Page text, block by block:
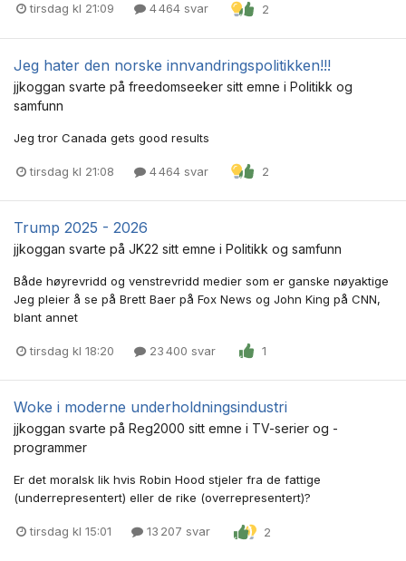
tirsdag kl 21:09 4 464 svar 2
Jeg hater den norske innvandringspolitikken!!!
jjkoggan svarte på freedomseeker sitt emne i Politikk og
samfunn
Jeg tror Canada gets good results
tirsdag kl 21:08 4 464 svar 2
Trump 2025 - 2026
jjkoggan svarte på JK22 sitt emne i Politikk og samfunn
Både høyrevridd og venstrevridd medier som er ganske nøyaktige
Jeg pleier å se på Brett Baer på Fox News og John King på CNN,
blant annet
tirsdag kl 18:20 23 400 svar 1
Woke i moderne underholdningsindustri
jjkoggan svarte på Reg2000 sitt emne i TV-serier og -
programmer
Er det moralsk lik hvis Robin Hood stjeler fra de fattige
(underrepresentert) eller de rike (overrepresentert)?
tirsdag kl 15:01 13 207 svar 2